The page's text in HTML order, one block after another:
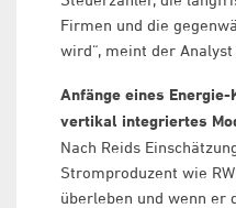
Firmen und die
wird“, meint der Analyst
Anfänge eines
vertikal integriertes
Nach Reids
Stromproduzent wie
überleben und wenn er